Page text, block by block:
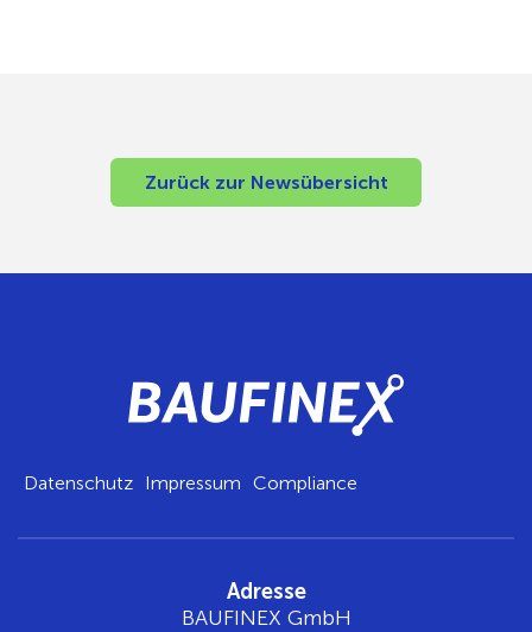
Zurück zur Newsübersicht
Datenschutz Impressum Compliance
Adresse
BAUFINEX GmbH